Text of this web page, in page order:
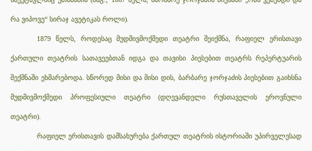
რა ვიპოვე“ სირაჯ ავეტიკას როლი).
1879 წელს, როდესაც მუდმივმოქმედი თეატრი შეიქმნა, რაფიელ ერისთავი
ქართული თეატრის სათავეებთან იდგა და თავისი პიესებით თეატრს რეპერტუარის
შექმნაში ეხმარებოდა. სწორედ მისი და მისი დის, ბარბარე ჯორჯაძის პიესებით გაიხსნა
მუდმივმოქმედი პროფესიული თეატრი (დღევანდელი რუსთაველის ეროვნული
თეატრი).
რაფიელ ერისთავის დამსახურება ქართულ თეატრის ისტორიაში უპირველესად